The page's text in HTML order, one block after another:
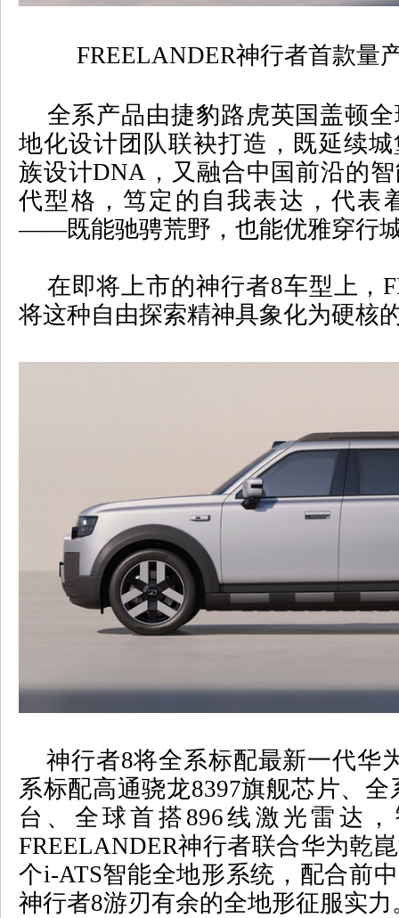
FREELANDER神行者首款量
全系产品由捷豹路虎英国盖顿全
地化设计团队联袂打造，既延续
族设计DNA ，又融合中国前沿的
代型格，笃定的自我表达，代表
——既能驰骋荒野，也能优雅穿⾏
在即将上市的神行者8车型上，
将这种自由探索精神具象化为硬核
神行者8将全系标配最新一代华
系标配高通骁龙8397旗舰芯片、全
台、全球首搭 896线激光雷达
FREELANDER神行者联合华为乾
个i-ATS智能全地形系统，配合前
神行者8游刃有余的全地形征服实力